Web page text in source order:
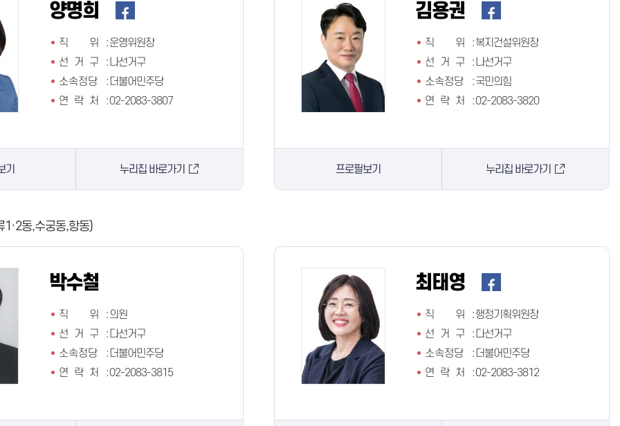
양명희
직 위:운영위원장
선 거 구
: 나선거구
소속정당
: 더불어민주당
연 락 처
:02-2083-3807
기 누리집 바로가기
김용권
직 위:복지건설위원장
선 거 구
: 나선거구
소속정당
:국민의힘
연 락 처
:02-2083-3820
프로필보기 누리집 바로가기
1·2동,수궁동,항동)
박수철
직 위:의원
선 거 구
: 다선거구
소속정당
: 더불어민주당
연 락 처
:02-2083-3815
최태영
직 위:행정기획위원장
선 거 구
: 다선거구
소속정당
: 더불어민주당
연 락 처
:02-2083-3812